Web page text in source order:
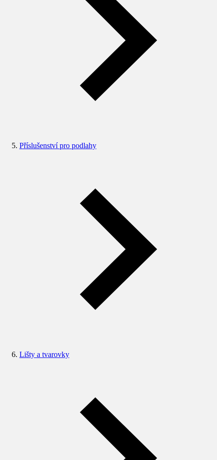
Příslušenství pro podlahy
Lišty a tvarovky